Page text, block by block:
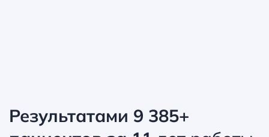
Результатами 9 385+